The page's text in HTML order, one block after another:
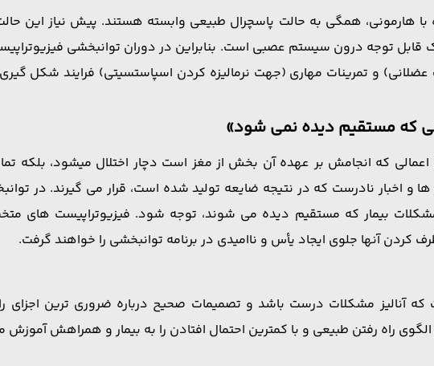
هارمونی، همگی به حالت پاسچرال طبیعی وابسته هستند. پیش نیاز این
توجه درون سیستم عصبی است. بنابراین در دوران توانبخشی
عضلانی) و تمرینات مهاری (جهت نرمالیزه کردن اسپاستسیتی) فرایند شکل
که مستقیم دیده نمی شود»
که انجامش بر عهده آن بخش از مغز است دچار اختلال میشود، بلکه
نادرست که در نتیجه ضایعه تولید شده است، قرار می گیرند. در
بیمار که مستقیم دیده می شوند، توجه شود. فیزیوتراپیست های
آنها جلوی ایجاد یأس و ناامیدی در برنامه توانبخشی را خواهند گرفت.
آنالیز مشکلات درست باشد و تصمیمات صحیح درباره ضروری ترین اجزای
راه رفتن طبیعی و با کمترین احتمال افتادن را به بیمار و همراهش